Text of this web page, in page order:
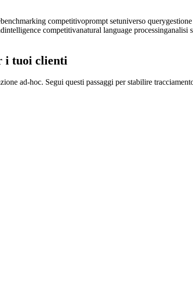
benchmarking competitivoprompt setuniverso query
intelligence competitivanatural language processinganalisi
i tuoi clienti
ad-hoc. Segui questi passaggi per stabilire